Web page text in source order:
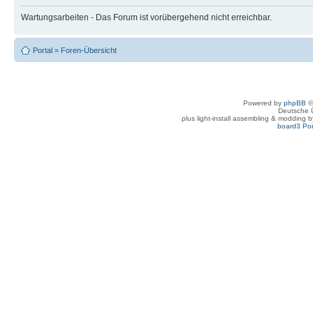
Wartungsarbeiten - Das Forum ist vorübergehend nicht erreichbar.
Portal » Foren-Übersicht
Powered by phpBB
Deutsche
plus light-install assembling & modding
board3